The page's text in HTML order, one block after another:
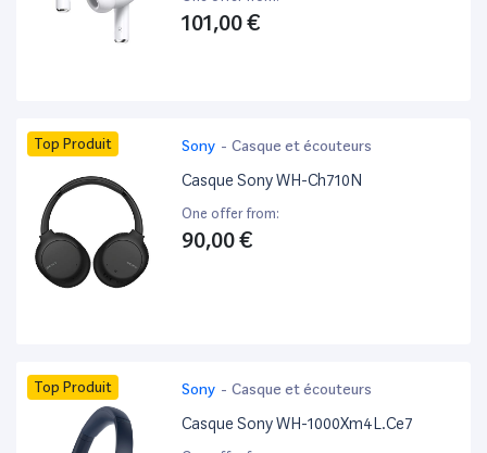
101,00 €
Top Produit Sony - Casque et écouteurs
Casque Sony WH-Ch710N
One offer from:
90,00 €
Top Produit Sony - Casque et écouteurs
Casque Sony WH-1000Xm4L.Ce7